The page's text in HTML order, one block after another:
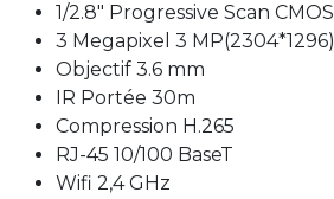
1/2.8" Progressive Scan CMOS
3 Megapixel 3 MP(2304*1296)
Objectif 3.6 mm
IR Portée 30m
Compression H.265
RJ-45 10/100 BaseT
Wifi 2,4 GHz